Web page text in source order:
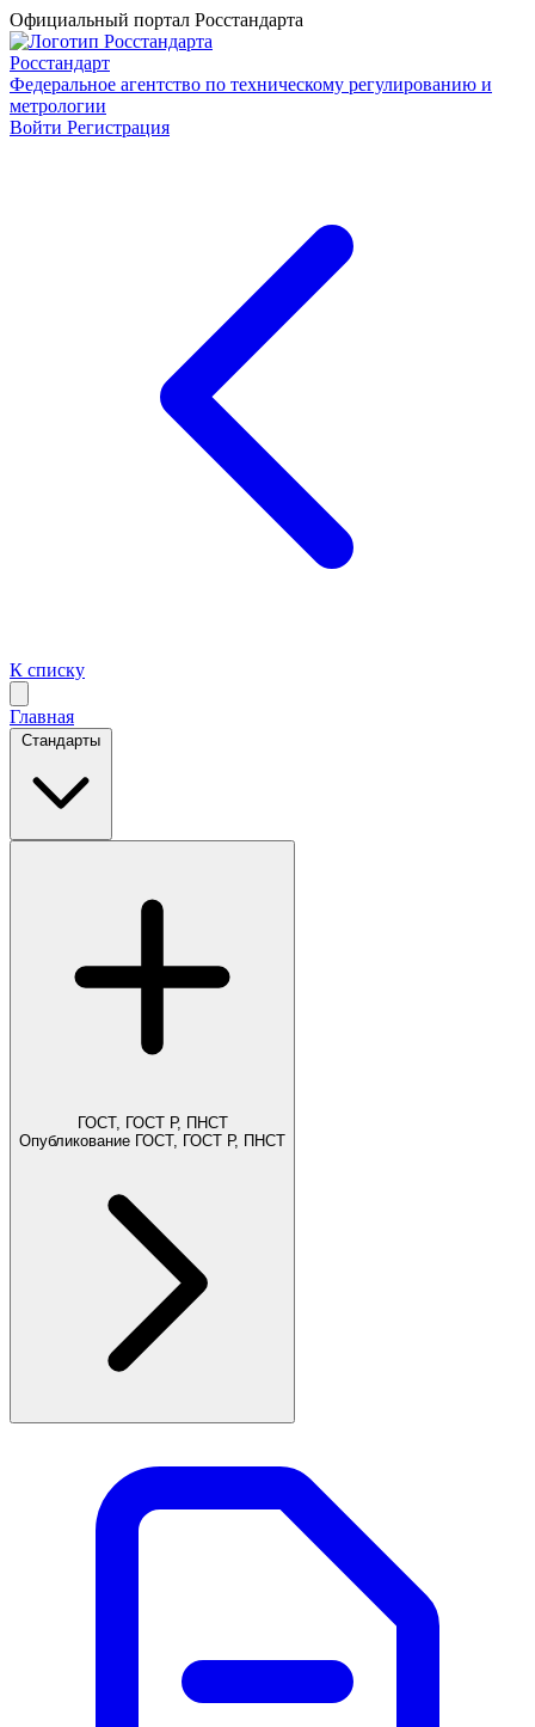
Официальный портал Росстандарта
Росстандарт
Федеральное агентство по техническому регулированию и
метрологии
Войти Регистрация
К списку
Главная
Стандарты
ГОСТ, ГОСТ Р, ПНСТ
Опубликование ГОСТ, ГОСТ Р, ПНСТ